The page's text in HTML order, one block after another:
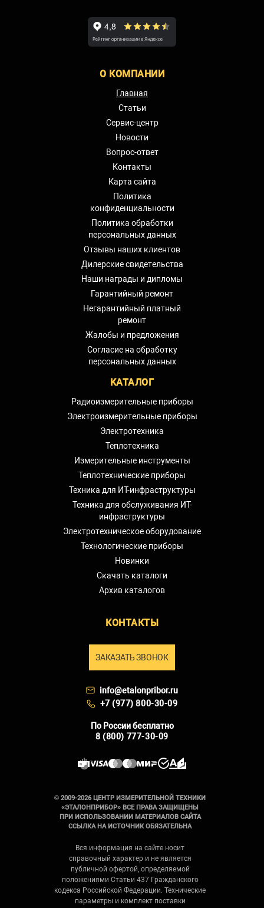
О КОМПАНИИ
Главная
Статьи
Сервис-центр
Новости
Вопрос-ответ
Контакты
Карта сайта
Политика
конфиденциальности
Политика обработки
персональных данных
Отзывы наших клиентов
Дилерские свидетельства
Наши награды и дипломы
Гарантийный ремонт
Негарантийный платный
ремонт
Жалобы и предложения
Согласие на обработку
персональных данных
КАТАЛОГ
Радиоизмерительные приборы
Электроизмерительные приборы
Электротехника
Теплотехника
Измерительные инструменты
Теплотехнические приборы
Техника для ИТ-инфраструктуры
Техника для обслуживания ИТ-
инфраструктуры
Электротехническое оборудование
Технологические приборы
Новинки
Скачать каталоги
Архив каталогов
КОНТАКТЫ
ЗАКАЗАТЬ ЗВОНОК
info@etalonpribor.ru
+7 (977) 800-30-09
По России бесплатно
8 (800) 777-30-09
© 2009-2026 ЦЕНТР ИЗМЕРИТЕЛЬНОЙ ТЕХНИКИ
«ЭТАЛОНПРИБОР» ВСЕ ПРАВА ЗАЩИЩЕНЫ
ПРИ ИСПОЛЬЗОВАНИИ МАТЕРИАЛОВ САЙТА
ССЫЛКА НА ИСТОЧНИК ОБЯЗАТЕЛЬНА
Вся информация на сайте носит
справочный характер и не является
публичной офертой, определяемой
положениями Статьи 437 Гражданского
кодекса Российской Федерации. Технические
параметры и комплект поставки